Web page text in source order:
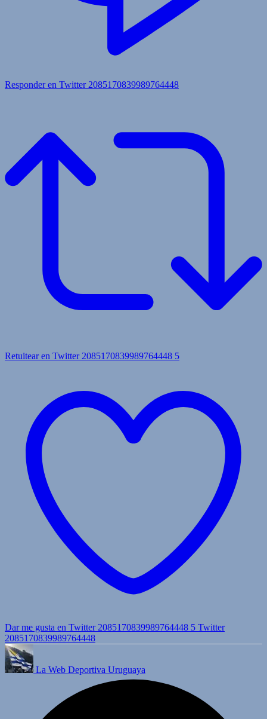
Responder en Twitter 2085170839989764448
Retuitear en Twitter 2085170839989764448 5
Dar me gusta en Twitter 2085170839989764448 5 Twitter
2085170839989764448
La Web Deportiva Uruguaya